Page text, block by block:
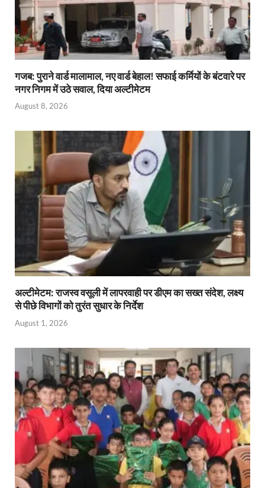
गजब: पुराने वार्ड मालामाल, नए वार्ड बेहाल! सफाई कर्मियों के बंटवारे पर
नगर निगम में उठे सवाल, दिया अल्टीमेटम
August 8, 2026
अल्टीमेटम: राजस्व वसूली में लापरवाही पर डीएम का सख्त संदेश, लक्ष्य
से पीछे विभागों को तुरंत सुधार के निर्देश
August 1, 2026